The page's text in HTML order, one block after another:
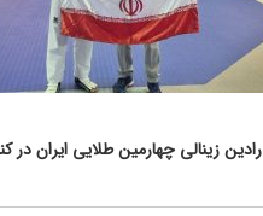
رادین زینالی چهارمین طلایی ایران در